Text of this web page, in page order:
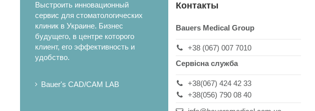
Выстроить инновационный
сервис для стоматологических
клиник в Украине. Бизнес
будущего, в центре которого
клиент, его эффективность и
удобство.
Bauer's CAD/CAM LAB
Контакты
Bauers Medical Group
+38 (067) 007 7010
Сервісна служба
+38(067) 424 42 33
+38(056) 790 08 40